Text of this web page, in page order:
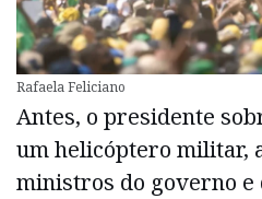
Rafaela Feliciano
Antes, o presidente
um helicóptero militar,
ministros do governo e